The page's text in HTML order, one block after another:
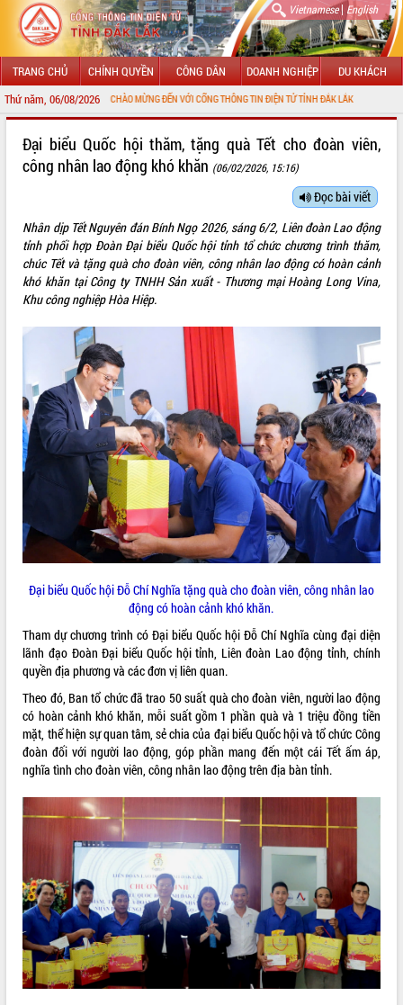
Vietnamese| English
TRANG CHỦ CHÍNH QUYỀN CÔNG DÂN DOANH NGHIỆP DU KHÁCH
Thứ năm, 06/08/2026CHÀO MỪNG ĐẾN VỚI CỔNG THÔNG TIN ĐIỆN TỬ TỈNH ĐẮK LẮK
LÃNH ĐẠO UBND TỈNH
SỞ, BAN, NGÀNH
UBND CÁC XÃ, PHƯỜNG
HỆ THỐNG VĂN BẢN
VĂN BẢN HĐND TỈNH
ĐIỂM TIN VĂN BẢN
QUY HOẠCH - KẾ HOẠCH
VIDEO
Không có file video nào để phát.
ALBUM ẢNH
Đại biểu Quốc hội thăm, tặng quà Tết cho đoàn viên,
công nhân lao động khó khăn (06/02/2026, 15:16)
Đọc bài viết
Nhân dịp Tết Nguyên đán Bính Ngọ 2026, sáng 6/2, Liên đoàn Lao động
tỉnh phối hợp Đoàn Đại biểu Quốc hội tỉnh tổ chức chương trình thăm,
chúc Tết và tặng quà cho đoàn viên, công nhân lao động có hoàn cảnh
khó khăn tại Công ty TNHH Sản xuất - Thương mại Hoàng Long Vina,
Khu công nghiệp Hòa Hiệp.
Đại biểu Quốc hội Đỗ Chí Nghĩa tặng quà cho đoàn viên, công nhân lao
động có hoàn cảnh khó khăn.
Tham dự chương trình có Đại biểu Quốc hội Đỗ Chí Nghĩa cùng đại diện
lãnh đạo Đoàn Đại biểu Quốc hội tỉnh, Liên đoàn Lao động tỉnh, chính
quyền địa phương và các đơn vị liên quan.
Theo đó, Ban tổ chức đã trao 50 suất quà cho đoàn viên, người lao động
có hoàn cảnh khó khăn, mỗi suất gồm 1 phần quà và 1 triệu đồng tiền
mặt, thể hiện sự quan tâm, sẻ chia của đại biểu Quốc hội và tổ chức Công
đoàn đối với người lao động, góp phần mang đến một cái Tết ấm áp,
nghĩa tình cho đoàn viên, công nhân lao động trên địa bàn tỉnh.